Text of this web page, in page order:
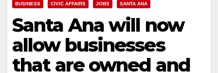
BUSINESS CIVIC AFFAIRS JOBS SANTA ANA
Santa Ana will now
allow businesses
that are owned and